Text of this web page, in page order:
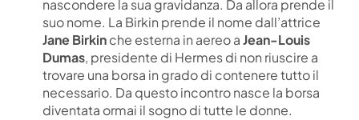
nascondere la sua gravidanza. Da allora prende il
suo nome. La Birkin prende il nome dall’attrice
Jane Birkinche esterna in aereo aJean-Louis
Dumas, presidente di Hermes di non riuscire a
trovare una borsa in grado di contenere tutto il
necessario. Da questo incontro nasce la borsa
diventata ormai il sogno di tutte le donne.